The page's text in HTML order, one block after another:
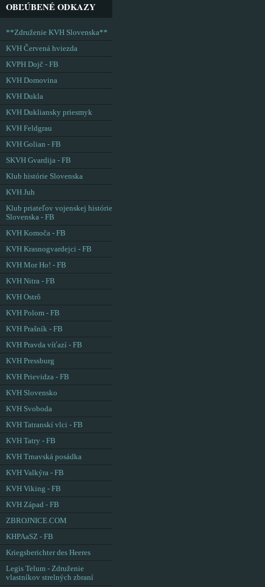
OBĽÚBENÉ ODKAZY
**Združenie KVH Slovenska**
KVH Červená hviezda
KVPH Dojč - FB
KVH Domovina
KVH Dukla
KVH Dukliansky priesmyk
KVH Feldgrau
KVH Golian - FB
SKVH Gvardija - FB
Klub histórie Slovenska
KVH Juh
Klub priateľov vojenskej histórie
Slovenska - FB
KVH Komoča - FB
KVH Krasnogvardejci - FB
KVH Mor Ho! - FB
KVH Nitra - FB
KVH Ostrô
KVH Polom - FB
KVH Prašník - FB
KVH Pravda víťazí - FB
KVH Pressburg
KVH Prievidza - FB
KVH Slovensko
KVH Svoboda
KVH Tatranskí vlci - FB
KVH Tatry - FB
KVH Trnavská posádka
KVH Valkýra - FB
KVH Viking - FB
KVH Západ - FB
ZBROJNICE.COM
KHPAaSZ - FB
Kriegsberichter des Heeres
Legis Telum - Združenie
vlastníkov strelných zbraní